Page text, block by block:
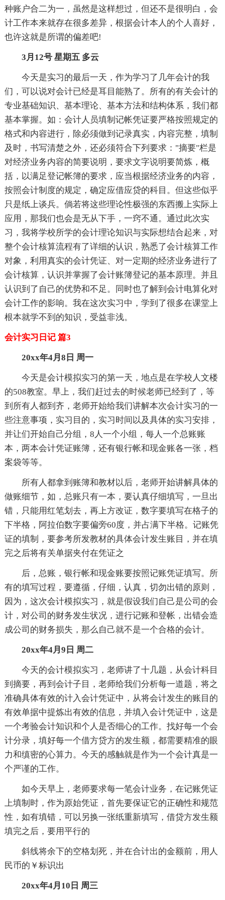
种账户合二为一，虽然是这样想过，但还不是很明白，会
计工作本来就存在很多差异，根据会计本人的个人喜好，
也许这就是所谓的偏差吧!
3月12号 星期五 多云
今天是实习的最后一天，作为学习了几年会计的我
们，可以说对会计已经是耳目能熟了。所有的有关会计的
专业基础知识、基本理论、基本方法和结构体系，我们都
基本掌握。如：会计人员填制记帐凭证要严格按照规定的
格式和内容进行，除必须做到记录真实，内容完整，填制
及时，书写清楚之外，还必须符合下列要求："摘要"栏是
对经济业务内容的简要说明，要求文字说明要简炼，概
括，以满足登记帐簿的要求，应当根据经济业务的内容，
按照会计制度的规定，确定应借应贷的科目。但这些似乎
只是纸上谈兵。倘若将这些理论性极强的东西搬上实际上
应用，那我们也会是无从下手，一窍不通。通过此次实
习，我将学校所学的会计理论知识与实际想结合起来，对
整个会计核算流程有了详细的认识，熟悉了会计核算工作
对象，利用真实的会计凭证、对一定期的经济业务进行了
会计核算，认识并掌握了会计账簿登记的基本原理。并且
认识到了自己的优势和不足。同时也了解到会计电算化对
会计工作的影响。我在这次实习中，学到了很多在课堂上
根本就学不到的知识，受益非浅。
会计实习日记 篇3
20xx年4月8日 周一
今天是会计模拟实习的第一天，地点是在学校人文楼
的508教室。早上，我们赶过去的时候老师已经到了，等
到所有人都到齐，老师开始给我们讲解本次会计实习的一
些注意事项，实习目的，实习时间以及具体的实习安排，
并让们开始自己分组，8人一个小组，每人一个总账账
本，两本会计凭证账簿，还有银行帐和现金账各一张，档
案袋等等。
所有人都拿到账簿和教材以后，老师开始讲解具体的
做账细节，如，总账只有一本，要认真仔细填写，一旦出
错，只能用红笔划去，再上方改证，数字要填写在格子的
下半格，阿拉伯数字要偏旁60度，并占满下半格。记账凭
证的填制，要参考所发教材的具体会计发生账目，并在填
完之后将有关单据夹付在凭证之
后，总账，银行帐和现金账要按照记账凭证填写。所
有的填写过程，要遵循，仔细，认真，切勿出错的原则，
因为，这次会计模拟实习，就是假设我们自己是公司的会
计，对公司的财务发生状况，进行记账和登帐，出错会造
成公司的财务损失，那么自己就不是一个合格的会计。
20xx年4月9日 周二
今天的会计模拟实习，老师讲了十几题，从会计科目
到摘要，再到会计子目，老师给我们分析每一道题，将之
准确具体有效的计入会计凭证中，从将会计发生的账目的
有效单据中提炼出有效的信息，并填入会计凭证中，这是
一个考验会计知识和个人是否细心的工作。找好每一个会
计分录，填好每一个借方贷方的发生额，都需要精准的眼
力和缜密的心算力。今天的感触就是作为一个会计真是一
个严谨的工作。
如今天早上，老师要求每一笔会计业务，在记账凭证
上填制时，作为原始凭证，首先要保证它的正确性和规范
性，如有填错，可以另换一张纸重新填写，借贷方发生额
填完之后，要用平行的
斜线将余下的空格划死，并在合计出的金额前，用人
民币的￥标识出
20xx年4月10日 周三